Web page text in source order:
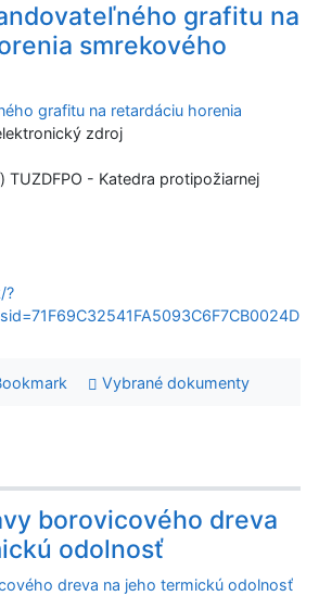
grafitu na
smrekového
grafitu na retardáciu horenia
zdroj
TUZDFPO - Katedra protipožiarnej
?
Vybrané dokumenty
borovicového dreva
odolnosť
dreva na jeho termickú odolnosť